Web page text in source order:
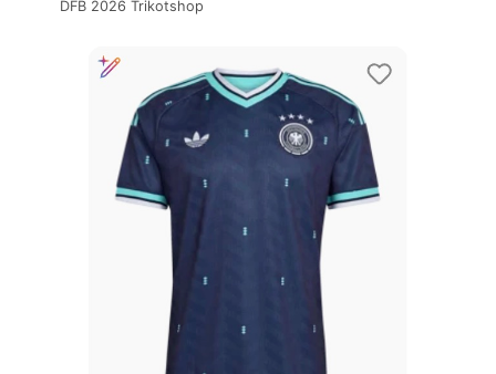
DFB 2026 Trikotshop